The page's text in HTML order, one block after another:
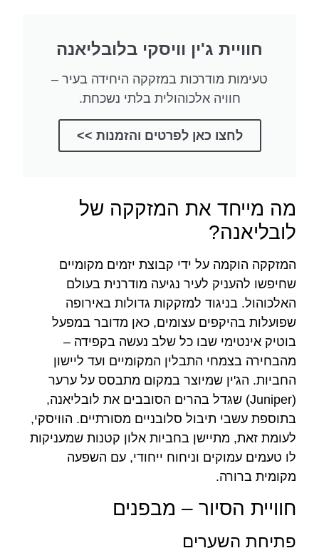
חוויית ג'ין וויסקי בלובליאנה
טעימות מודרכות במזקקה היחידה בעיר –
חוויה אלכוהולית בלתי נשכחת.
לחצו כאן לפרטים והזמנות >>
מה מייחד את המזקקה של
לובליאנה?
המזקקה הוקמה על ידי קבוצת יזמים מקומיים
שחיפשו להעניק לעיר נגיעה מודרנית בעולם
האלכוהול. בניגוד למזקקות גדולות באירופה
שפועלות בהיקפים עצומים, כאן מדובר במפעל
בוטיק אינטימי שבו כל שלב נעשה בקפידה –
מהבחירה בצמחי התבלין המקומיים ועד ליישון
החביות. הג'ין שמיוצר במקום מתבסס על ערער
(Juniper) שגדל בהרים הסובבים את לובליאנה,
בתוספת עשבי תיבול סלובניים מסורתיים. הוויסקי,
לעומת זאת, מתיישן בחביות אלון קטנות שמעניקות
לו טעמים עמוקים וניחוח ייחודי, עם השפעה
מקומית ברורה.
חוויית הסיור – מבפנים
פתיחת השערים